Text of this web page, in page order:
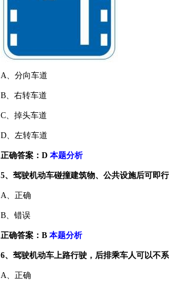
A、分向车道
B、右转车道
C、掉头车道
D、左转车道
正确答案：D 本题分析
5、驾驶机动车碰撞建筑物、公共设施后可即行
A、正确
B、错误
正确答案：B 本题分析
6、驾驶机动车上路行驶，后排乘车人可以不系
A、正确